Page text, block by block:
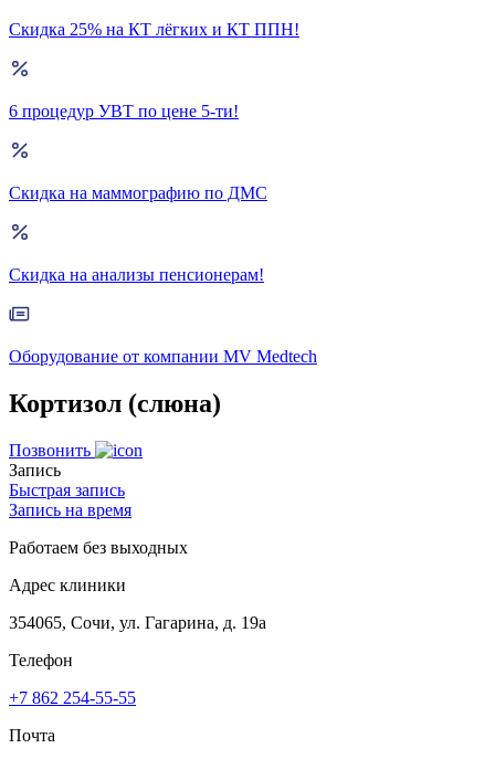
Скидка 25% на КТ лёгких и КТ ППН!
6 процедур УВТ по цене 5-ти!
Скидка на маммографию по ДМС
Скидка на анализы пенсионерам!
Оборудование от компании MV Medtech
Кортизол (слюна)
Позвонить
Запись
Быстрая запись
Запись на время
Работаем без выходных
Адрес клиники
354065, Сочи, ул. Гагарина, д. 19а
Телефон
+7 862 254-55-55
Почта